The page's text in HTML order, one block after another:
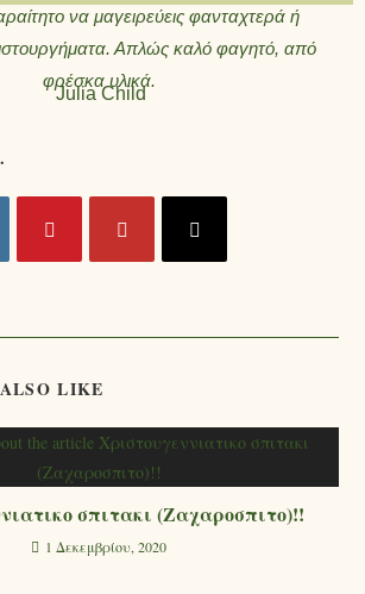
να μαγειρεύεις φανταχτερά ή
Απλώς καλό φαγητό, από
φρέσκα υλικά.
Julia Child
LIKE
σπιτακι (Ζαχαροσπιτο)!!
1 Δεκεμβρίου, 2020